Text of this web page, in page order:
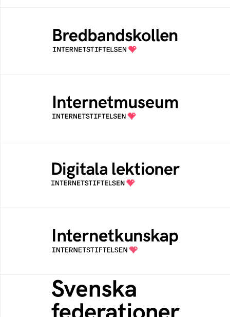
Bredbandskollen är ett oberoende
konsumentverktyg som drivs av
Internetstiftelsen
Ett digitalt museum som byggts, och kureras
av Internetstiftelsen
Öppen digital lärresurs med färdiga lektioner
för alla stadier i grundskolan
Samlad kunskap som hjälper dig att bli en
säker och medveten internetanvändare
Svenska federationer
Grunden för medlemskap i en sektors- eller
kontextspecifik federation